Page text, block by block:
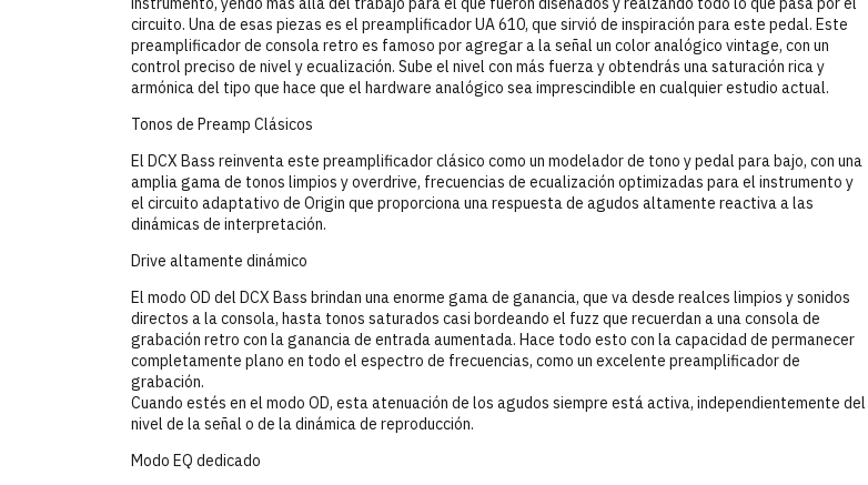
circuito. Una de esas piezas es el preamplificador UA 610, que sirvió de inspiración para este pedal. Este
preamplificador de consola retro es famoso por agregar a la señal un color analógico vintage, con un
control preciso de nivel y ecualización. Sube el nivel con más fuerza y obtendrás una saturación rica y
armónica del tipo que hace que el hardware analógico sea imprescindible en cualquier estudio actual.
Tonos de Preamp Clásicos
El DCX Bass reinventa este preamplificador clásico como un modelador de tono y pedal para bajo, con una
amplia gama de tonos limpios y overdrive, frecuencias de ecualización optimizadas para el instrumento y
el circuito adaptativo de Origin que proporciona una respuesta de agudos altamente reactiva a las
dinámicas de interpretación.
Drive altamente dinámico
El modo OD del DCX Bass brindan una enorme gama de ganancia, que va desde realces limpios y sonidos
directos a la consola, hasta tonos saturados casi bordeando el fuzz que recuerdan a una consola de
grabación retro con la ganancia de entrada aumentada. Hace todo esto con la capacidad de permanecer
completamente plano en todo el espectro de frecuencias, como un excelente preamplificador de
grabación.
Cuando estés en el modo OD, esta atenuación de los agudos siempre está activa, independientemente del
nivel de la señal o de la dinámica de reproducción.
Modo EQ dedicado